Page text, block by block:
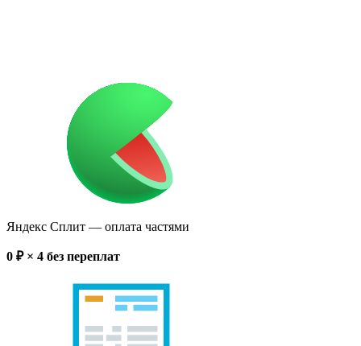
Яндекс Сплит — оплата частями
0 ₽ × 4 без переплат